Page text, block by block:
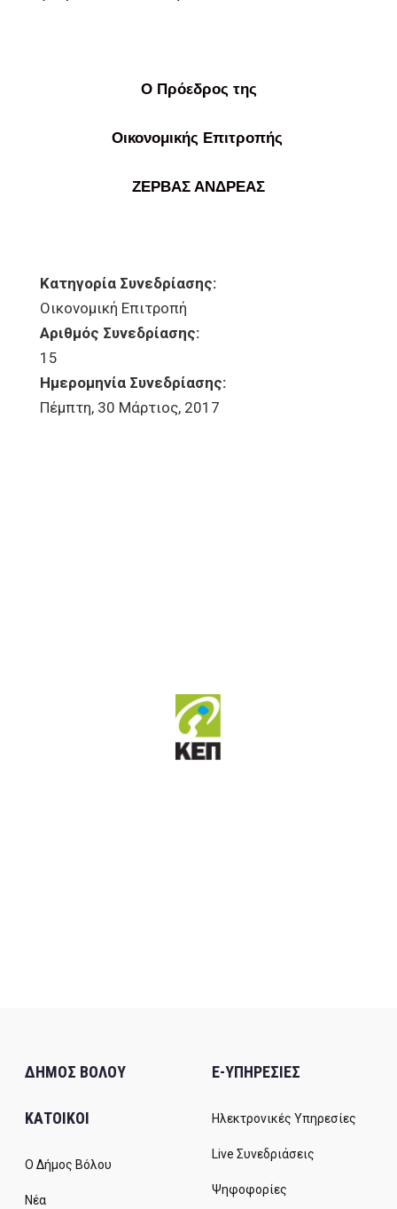
Ο Πρόεδρος της
Οικονομικής Επιτροπής
ΖΕΡΒΑΣ ΑΝΔΡΕΑΣ
Κατηγορία Συνεδρίασης:
Οικονομική Επιτροπή
Αριθμός Συνεδρίασης:
15
Ημερομηνία Συνεδρίασης:
Πέμπτη, 30 Μάρτιος, 2017
ΔΗΜΟΣ ΒΟΛΟΥ
ΚΑΤΟΙΚΟΙ
Ο Δήμος Βόλου
Νέα
E-ΥΠΗΡΕΣΙΕΣ
Ηλεκτρονικές Υπηρεσίες
Live Συνεδριάσεις
Ψηφοφορίες